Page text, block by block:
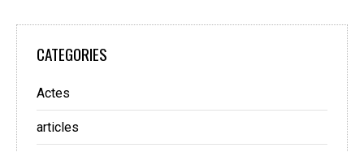
CATEGORIES
Actes
articles